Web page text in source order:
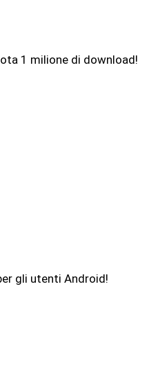
1 milione di download!
gli utenti Android!